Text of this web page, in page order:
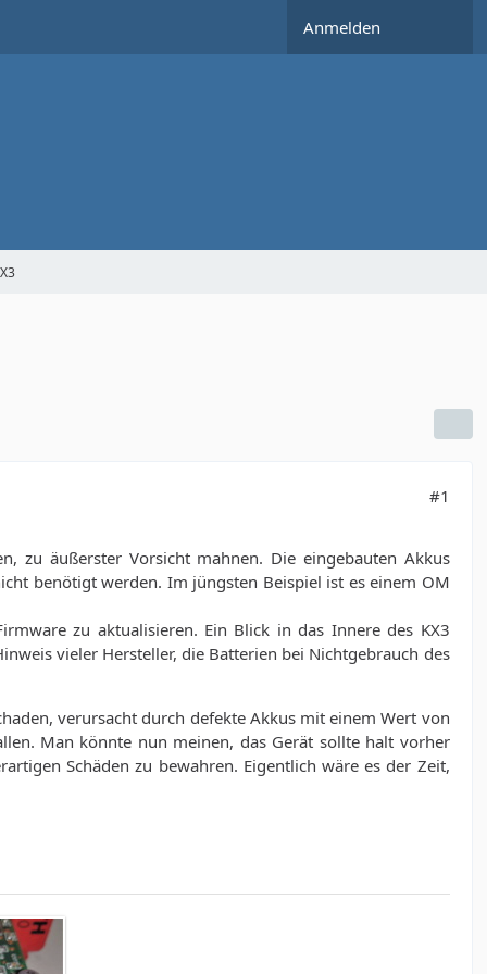
Anmelden
#1
zu äußerster Vorsicht mahnen. Die eingebauten Akkus
benötigt werden. Im jüngsten Beispiel ist es einem OM
zu aktualisieren. Ein Blick in das Innere des KX3
vieler Hersteller, die Batterien bei Nichtgebrauch des
verursacht durch defekte Akkus mit einem Wert von
Man könnte nun meinen, das Gerät sollte halt vorher
Schäden zu bewahren. Eigentlich wäre es der Zeit,